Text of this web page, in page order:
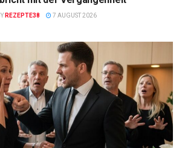
REZEPTE38 7 AUGUST 2026